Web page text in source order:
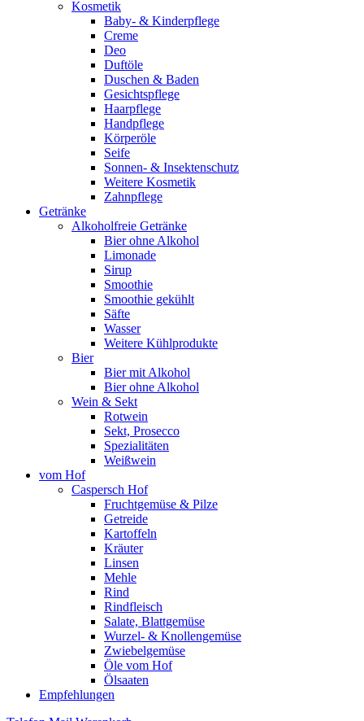
Kosmetik
Baby- & Kinderpflege
Creme
Deo
Duftöle
Duschen & Baden
Gesichtspflege
Haarpflege
Handpflege
Körperöle
Seife
Sonnen- & Insektenschutz
Weitere Kosmetik
Zahnpflege
Getränke
Alkoholfreie Getränke
Bier ohne Alkohol
Limonade
Sirup
Smoothie
Smoothie gekühlt
Säfte
Wasser
Weitere Kühlprodukte
Bier
Bier mit Alkohol
Bier ohne Alkohol
Wein & Sekt
Rotwein
Sekt, Prosecco
Spezialitäten
Weißwein
vom Hof
Caspersch Hof
Fruchtgemüse & Pilze
Getreide
Kartoffeln
Kräuter
Linsen
Mehle
Rind
Rindfleisch
Salate, Blattgemüse
Wurzel- & Knollengemüse
Zwiebelgemüse
Öle vom Hof
Ölsaaten
Empfehlungen